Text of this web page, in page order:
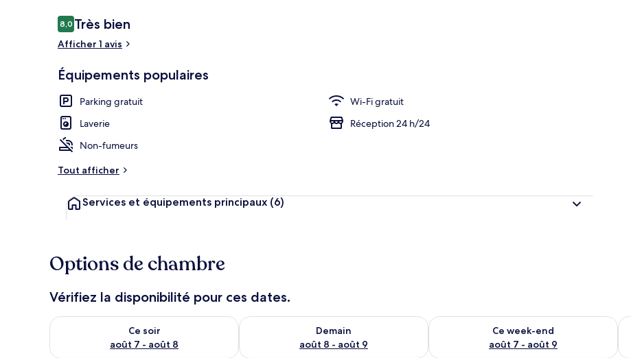
Avis
voyageurs
8,08,0 sur 10
Très bien
Afficher 1 avis
Équipements populaires
Parking gratuit
Wi-Fi gratuit
Laverie
Réception 24 h/24
Non-fumeurs
Tout afficher
Services et équipements principaux (6)
Options de chambre
Vérifiez la disponibilité pour ces dates.
Ce soir
août 7 - août 8
Vérifier la disponibilité pour ce soir août 7 - août 8
Demain
août 8 - août 9
Vérifier la disponibilité pour demain août 8 - août 9
Ce week-end
août 7 - août 9
Vérifier la disponibilité pour ce week-